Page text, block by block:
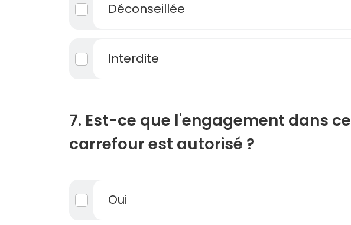
Déconseillée
Interdite
7. Est-ce que l'engagement dans ce
carrefour est autorisé ?
Oui